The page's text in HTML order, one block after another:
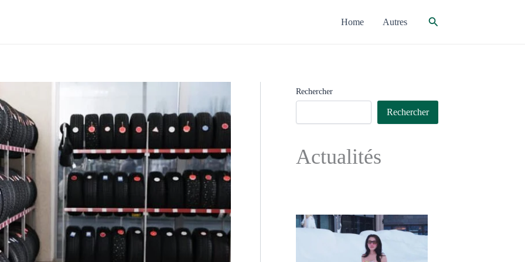
Home Autres Rechercher
Rechercher
Rechercher
Actualités